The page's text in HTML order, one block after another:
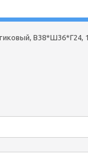
В38*Ш36*Г24,